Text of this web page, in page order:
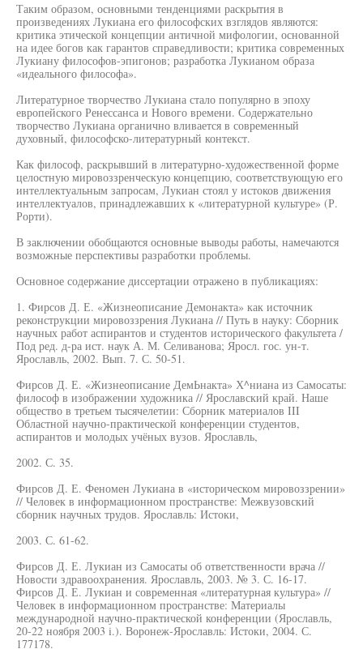
Таким образом, основными тенденциями раскрытия в
произведениях Лукиана его философских взглядов являются:
критика этической концепции античной мифологии, основанной
на идее богов как гарантов справедливости; критика современных
Лукиану философов-эпигонов; разработка Лукианом образа
«идеального философа».
Литературное творчество Лукиана стало популярно в эпоху
европейского Ренессанса и Нового времени. Содержательно
творчество Лукиана органично вливается в современный
духовный, философско-литературный контекст.
Как философ, раскрывший в литературно-художественной форме
целостную мировоззренческую концепцию, соответствующую его
интеллектуальным запросам, Лукиан стоял у истоков движения
интеллектуалов, принадлежавших к «литературной культуре» (Р.
Рорти).
В заключении обобщаются основные выводы работы, намечаются
возможные перспективы разработки проблемы.
Основное содержание диссертации отражено в публикациях:
1. Фирсов Д. Е. «Жизнеописание Демонакта» как источник
реконструкции мировоззрения Лукиана // Путь в науку: Сборник
научных работ аспирантов и студентов исторического факультета /
Под ред. д-ра ист. наук А. М. Селиванова; Яросл. гос. ун-т.
Ярославль, 2002. Вып. 7. С. 50-51.
Фирсов Д. Е. «Жизнеописание ДемЬнакта» Х^ниана из Самосаты:
философ в изображении художника // Ярославский край. Наше
общество в третьем тысячелетии: Сборник материалов III
Областной научно-практической конференции студентов,
аспирантов и молодых учёных вузов. Ярославль,
2002. С. 35.
Фирсов Д. Е. Феномен Лукиана в «историческом мировоззрении»
// Человек в информационном пространстве: Межвузовский
сборник научных трудов. Ярославль: Истоки,
2003. С. 61-62.
Фирсов Д. Е. Лукиан из Самосаты об ответственности врача //
Новости здравоохранения. Ярославль, 2003. № 3. С. 16-17.
Фирсов Д. Е. Лукиан и современная «литературная культура» //
Человек в информационном пространстве: Материалы
международной научно-практической конференции (Ярославль,
20-22 ноября 2003 i.). Воронеж-Ярославль: Истоки, 2004. С.
177178.